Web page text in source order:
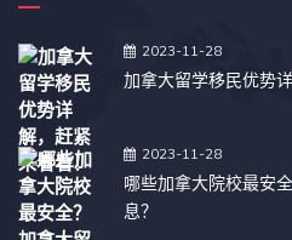
2023-11-28
加拿大留学移民优势
2023-11-28
哪些加拿大院校最安
息？